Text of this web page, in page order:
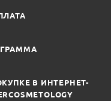
В ИНТЕРНЕТ-